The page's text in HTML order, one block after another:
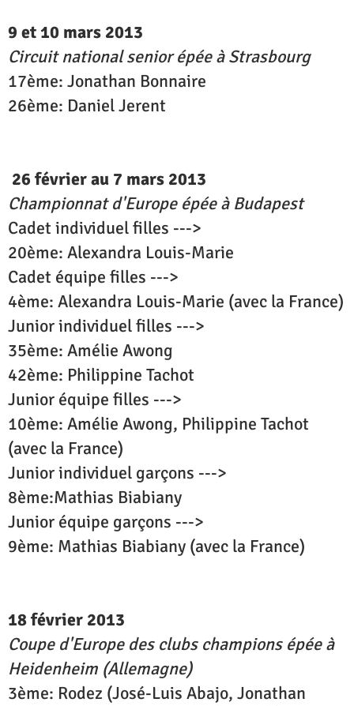
9 et 10 mars 2013
Circuit national senior épée à Strasbourg
17ème: Jonathan Bonnaire
26ème: Daniel Jerent
26 février au 7 mars 2013
Championnat d'Europe épée à Budapest
Cadet individuel filles --->
20ème: Alexandra Louis-Marie
Cadet équipe filles --->
4ème: Alexandra Louis-Marie (avec la France)
Junior individuel filles --->
35ème: Amélie Awong
42ème: Philippine Tachot
Junior équipe filles --->
10ème: Amélie Awong, Philippine Tachot
(avec la France)
Junior individuel garçons --->
8ème:Mathias Biabiany
Junior équipe garçons --->
9ème: Mathias Biabiany (avec la France)
18 février 2013
Coupe d'Europe des clubs champions épée à
Heidenheim (Allemagne)
3ème: Rodez (José-Luis Abajo, Jonathan